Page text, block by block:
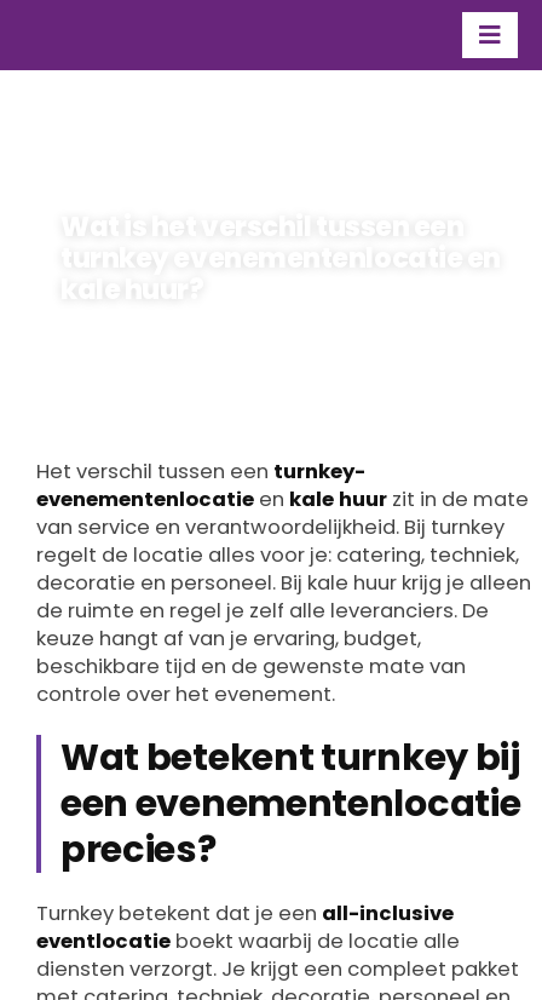
inhoud
Wat is het verschil tussen een
turnkey evenementenlocatie en
kale huur?
Het verschil tussen een turnkey-
evenementenlocatie en kale huur zit in de mate
van service en verantwoordelijkheid. Bij turnkey
regelt de locatie alles voor je: catering, techniek,
decoratie en personeel. Bij kale huur krijg je alleen
de ruimte en regel je zelf alle leveranciers. De
keuze hangt af van je ervaring, budget,
beschikbare tijd en de gewenste mate van
controle over het evenement.
Wat betekent turnkey bij
een evenementenlocatie
precies?
Turnkey betekent dat je een all-inclusive
eventlocatie boekt waarbij de locatie alle
diensten verzorgt. Je krijgt een compleet pakket